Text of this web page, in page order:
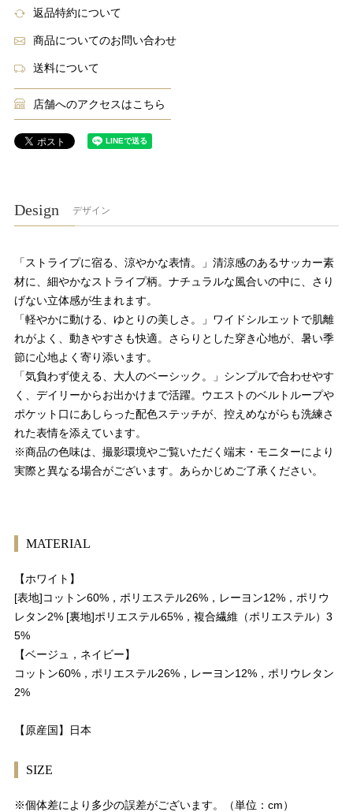
返品特約について
商品についてのお問い合わせ
送料について
店舗へのアクセスはこちら
Design デザイン
「ストライプに宿る、涼やかな表情。」清涼感のあるサッカー素
材に、細やかなストライプ柄。ナチュラルな風合いの中に、さり
げない立体感が生まれます。
「軽やかに動ける、ゆとりの美しさ。」ワイドシルエットで肌離
れがよく、動きやすさも快適。さらりとした穿き心地が、暑い季
節に心地よく寄り添います。
「気負わず使える、大人のベーシック。」シンプルで合わせやす
く、デイリーからお出かけまで活躍。ウエストのベルトループや
ポケット口にあしらった配色ステッチが、控えめながらも洗練さ
れた表情を添えています。
※商品の色味は、撮影環境やご覧いただく端末・モニターにより
実際と異なる場合がございます。あらかじめご了承ください。
MATERIAL
【ホワイト】
[表地]コットン60%，ポリエステル26%，レーヨン12%，ポリウ
レタン2% [裏地]ポリエステル65%，複合繊維（ポリエステル）3
5%
【ベージュ，ネイビー】
コットン60%，ポリエステル26%，レーヨン12%，ポリウレタン
2%
【原産国】日本
SIZE
※個体差により多少の誤差がございます。（単位：cm）